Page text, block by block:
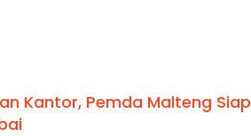
Kantor, Pemda Malteng Siap